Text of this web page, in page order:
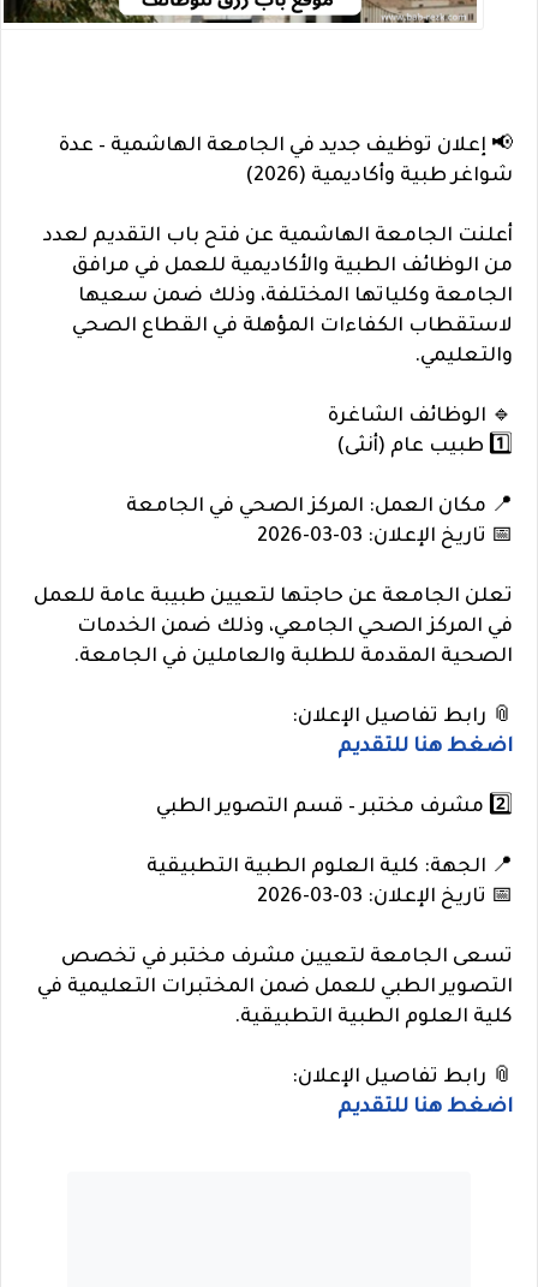
📢 إعلان توظيف جديد في الجامعة الهاشمية – عدة
شواغر طبية وأكاديمية (2026)
أعلنت الجامعة الهاشمية عن فتح باب التقديم لعدد
من الوظائف الطبية والأكاديمية للعمل في مرافق
الجامعة وكلياتها المختلفة، وذلك ضمن سعيها
لاستقطاب الكفاءات المؤهلة في القطاع الصحي
والتعليمي.
🔹 الوظائف الشاغرة
1️⃣ طبيب عام (أنثى)
📍 مكان العمل: المركز الصحي في الجامعة
📅 تاريخ الإعلان: 03-03-2026
تعلن الجامعة عن حاجتها لتعيين طبيبة عامة للعمل
في المركز الصحي الجامعي، وذلك ضمن الخدمات
الصحية المقدمة للطلبة والعاملين في الجامعة.
📎 رابط تفاصيل الإعلان:
اضغط هنا للتقديم
2️⃣ مشرف مختبر – قسم التصوير الطبي
📍 الجهة: كلية العلوم الطبية التطبيقية
📅 تاريخ الإعلان: 03-03-2026
تسعى الجامعة لتعيين مشرف مختبر في تخصص
التصوير الطبي للعمل ضمن المختبرات التعليمية في
كلية العلوم الطبية التطبيقية.
📎 رابط تفاصيل الإعلان:
اضغط هنا للتقديم